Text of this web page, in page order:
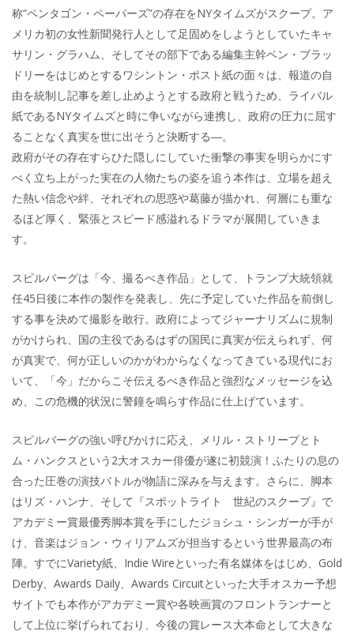
称“ペンタゴン・ペーパーズ”の存在をNYタイムズがスクープ。ア
メリカ初の女性新聞発行人として足固めをしようとしていたキャ
サリン・グラハム、そしてその部下である編集主幹ベン・ブラッ
ドリーをはじめとするワシントン・ポスト紙の面々は、報道の自
由を統制し記事を差し止めようとする政府と戦うため、ライバル
紙であるNYタイムズと時に争いながら連携し、政府の圧力に屈す
ることなく真実を世に出そうと決断する―。
政府がその存在すらひた隠しにしていた衝撃の事実を明らかにす
べく立ち上がった実在の人物たちの姿を追う本作は、立場を超え
た熱い信念や絆、それぞれの思惑や葛藤が描かれ、何層にも重な
るほど厚く、緊張とスピード感溢れるドラマが展開していきま
す。
スピルバーグは「今、撮るべき作品」として、トランプ大統領就
任45日後に本作の製作を発表し、先に予定していた作品を前倒し
する事を決めて撮影を敢行。政府によってジャーナリズムに規制
がかけられ、国の主役であるはずの国民に真実が伝えられず、何
が真実で、何が正しいのかがわからなくなってきている現代にお
いて、「今」だからこそ伝えるべき作品と強烈なメッセージを込
め、この危機的状況に警鐘を鳴らす作品に仕上げています。
スピルバーグの強い呼びかけに応え、メリル・ストリープとト
ム・ハンクスという2大オスカー俳優が遂に初競演！ふたりの息の
合った圧巻の演技バトルが物語に深みを与えます。さらに、脚本
はリズ・ハンナ、そして『スポットライト 世紀のスクープ』で
アカデミー賞最優秀脚本賞を手にしたジョシュ・シンガーが手が
け、音楽はジョン・ウィリアムズが担当するという世界最高の布
陣。すでにVariety紙、Indie Wireといった有名媒体をはじめ、Gold
Derby、Awards Daily、Awards Circuitといった大手オスカー予想
サイトでも本作がアカデミー賞や各映画賞のフロントランナーと
して上位に挙げられており、今後の賞レース大本命として大きな